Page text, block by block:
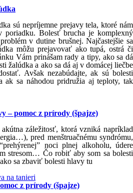
sú nepríjemne prejavy tela, ktoré nám
poriadku. Bolesť brucha je komplexný
v dutine brušnej. Najčastejšie sa
môžu prejavovať ako tupá, ostrá či
Vám prinášam rady a tipy, ako sa dá
žalúdka a ako sa dá aj v domácej liečbe
Avšak nezabúdajte, ak sú bolesti
ak sa náhodou pridružia aj teploty, tak
– pomoc z prírody (špajze)
záležitosť, ktorá vzniká napríklad
pred menštruačnému syndrómu,
noci plnej alkoholu, údere
stresom… Čo robiť aby som sa bolesti
sa zbaviť bolesti hlavy tu
z prírody (špajze)